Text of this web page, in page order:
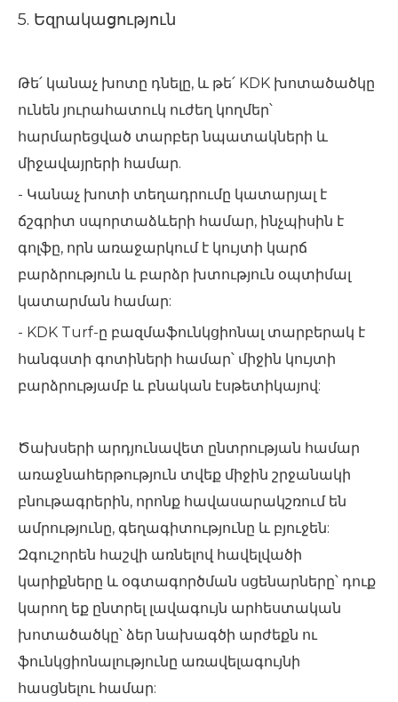
5. Եզրակացություն
Թե՛ կանաչ խոտը դնելը, և թե՛ KDK խոտածածկը
ունեն յուրահատուկ ուժեղ կողմեր՝
հարմարեցված տարբեր նպատակների և
միջավայրերի համար.
- Կանաչ խոտի տեղադրումը կատարյալ է
ճշգրիտ սպորտաձևերի համար, ինչպիսին է
գոլֆը, որն առաջարկում է կույտի կարճ
բարձրություն և բարձր խտություն օպտիմալ
կատարման համար:
- KDK Turf-ը բազմաֆունկցիոնալ տարբերակ է
հանգստի գոտիների համար՝ միջին կույտի
բարձրությամբ և բնական էսթետիկայով:
Ծախսերի արդյունավետ ընտրության համար
առաջնահերթություն տվեք միջին շրջանակի
բնութագրերին, որոնք հավասարակշռում են
ամրությունը, գեղագիտությունը և բյուջեն:
Զգուշորեն հաշվի առնելով հավելվածի
կարիքները և օգտագործման սցենարները՝ դուք
կարող եք ընտրել լավագույն արհեստական ​​
խոտածածկը՝ ձեր նախագծի արժեքն ու
ֆունկցիոնալությունը առավելագույնի
հասցնելու համար: